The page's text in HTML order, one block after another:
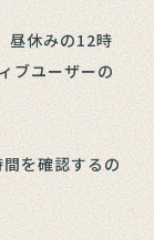
昼休みの12時
ブユーザーの
を確認するの